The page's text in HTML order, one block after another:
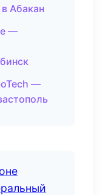
Абакан
—
—